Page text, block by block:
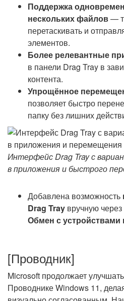
Поддержка
нескольких файлов—
перетаскивать и
элементов.
Более релевантные
в панели Drag Tray в
контента.
Упрощённое
позволяет быстро
папку без лишних
Интерфейс Drag Tray с
в приложения и быстрого
Добавлена возможность
Drag Tray вручную через
Обмен с устройствами
[Проводник]
Microsoft продолжает улучшать
Проводнике Windows 11,